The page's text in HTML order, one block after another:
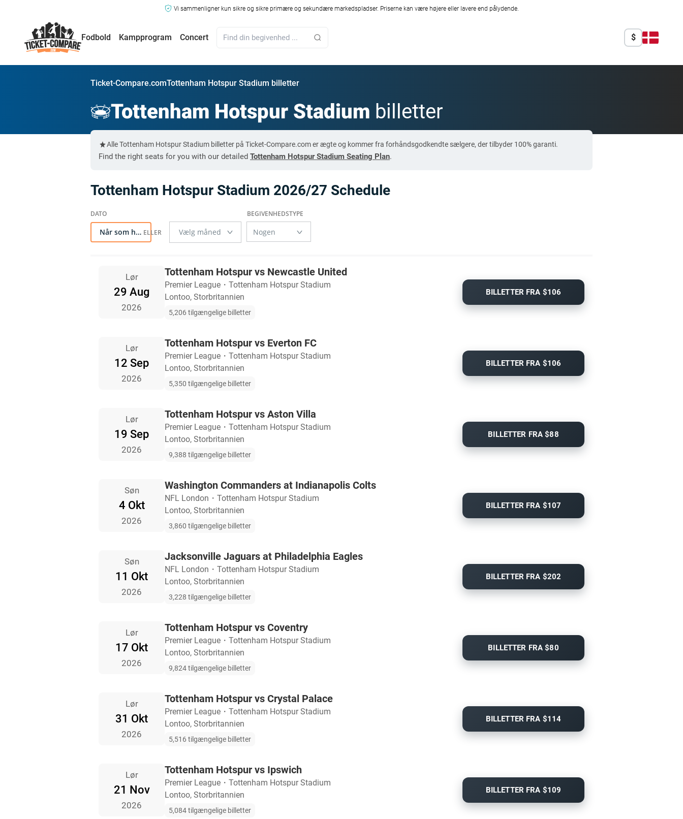
Vi sammenligner kun sikre og sikre primære og sekundære markedspladser. Priserne kan være højere eller lavere end pålydende.
Fodbold Kampprogram Concert $
Ticket-Compare.comTottenham Hotspur Stadium billetter
Tottenham Hotspur Stadium billetter
Alle Tottenham Hotspur Stadium billetter på Ticket-Compare.com er ægte og kommer fra forhåndsgodkendte sælgere, der tilbyder 100% garanti.
Find the right seats for you with our detailed Tottenham Hotspur Stadium Seating Plan.
Tottenham Hotspur Stadium 2026/27 Schedule
Når som helst
Lør
29 Aug
2026
Tottenham Hotspur vs Newcastle United
Premier League ・ Tottenham Hotspur Stadium
Lontoo, Storbritannien
5,206 tilgængelige billetter
BILLETTER FRA $106
Lør
12 Sep
2026
Tottenham Hotspur vs Everton FC
Premier League ・ Tottenham Hotspur Stadium
Lontoo, Storbritannien
5,350 tilgængelige billetter
BILLETTER FRA $106
Lør
19 Sep
2026
Tottenham Hotspur vs Aston Villa
Premier League ・ Tottenham Hotspur Stadium
Lontoo, Storbritannien
9,388 tilgængelige billetter
BILLETTER FRA $88
Søn
4 Okt
2026
Washington Commanders at Indianapolis Colts
NFL London ・ Tottenham Hotspur Stadium
Lontoo, Storbritannien
3,860 tilgængelige billetter
BILLETTER FRA $107
Søn
11 Okt
2026
Jacksonville Jaguars at Philadelphia Eagles
NFL London ・ Tottenham Hotspur Stadium
Lontoo, Storbritannien
3,228 tilgængelige billetter
BILLETTER FRA $202
Lør
17 Okt
2026
Tottenham Hotspur vs Coventry
Premier League ・ Tottenham Hotspur Stadium
Lontoo, Storbritannien
9,824 tilgængelige billetter
BILLETTER FRA $80
Lør
31 Okt
2026
Tottenham Hotspur vs Crystal Palace
Premier League ・ Tottenham Hotspur Stadium
Lontoo, Storbritannien
5,516 tilgængelige billetter
BILLETTER FRA $114
Lør
21 Nov
2026
Tottenham Hotspur vs Ipswich
Premier League ・ Tottenham Hotspur Stadium
Lontoo, Storbritannien
5,084 tilgængelige billetter
BILLETTER FRA $109